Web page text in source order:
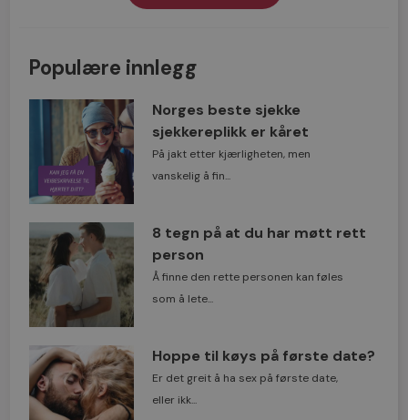
Populære innlegg
Norges beste sjekke
sjekkereplikk er kåret
På jakt etter kjærligheten, men
vanskelig å fin...
8 tegn på at du har møtt rett
person
Å finne den rette personen kan føles
som å lete...
Hoppe til køys på første date?
Er det greit å ha sex på første date,
eller ikk...